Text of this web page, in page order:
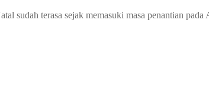
sudah terasa sejak memasuki masa penantian